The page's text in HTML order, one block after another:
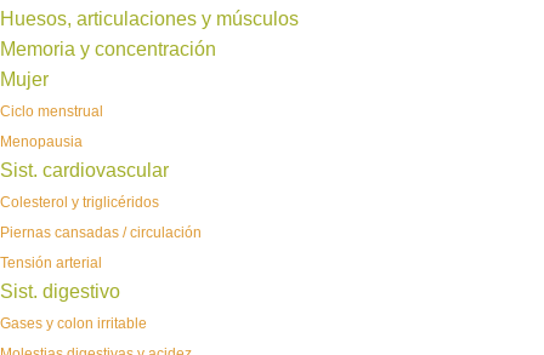
Huesos, articulaciones y músculos
Memoria y concentración
Mujer
Ciclo menstrual
Menopausia
Sist. cardiovascular
Colesterol y triglicéridos
Piernas cansadas / circulación
Tensión arterial
Sist. digestivo
Gases y colon irritable